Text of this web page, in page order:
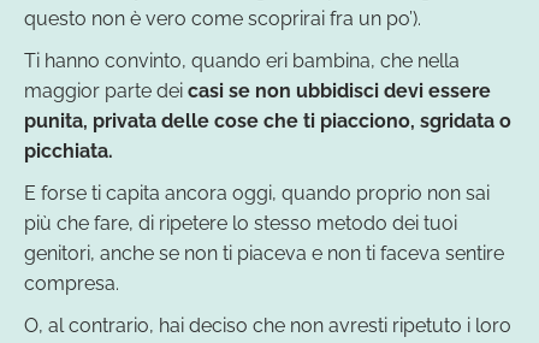
questo non è vero come scoprirai fra un po’).
Ti hanno convinto, quando eri bambina, che nella
maggior parte dei casi se non ubbidisci devi essere
punita, privata delle cose che ti piacciono, sgridata o
picchiata.
E forse ti capita ancora oggi, quando proprio non sai
più che fare, di ripetere lo stesso metodo dei tuoi
genitori, anche se non ti piaceva e non ti faceva sentire
compresa.
O, al contrario, hai deciso che non avresti ripetuto i loro